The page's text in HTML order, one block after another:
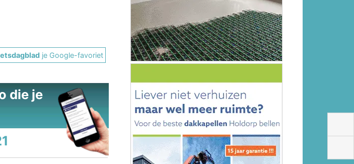
je Google-favoriet
die je